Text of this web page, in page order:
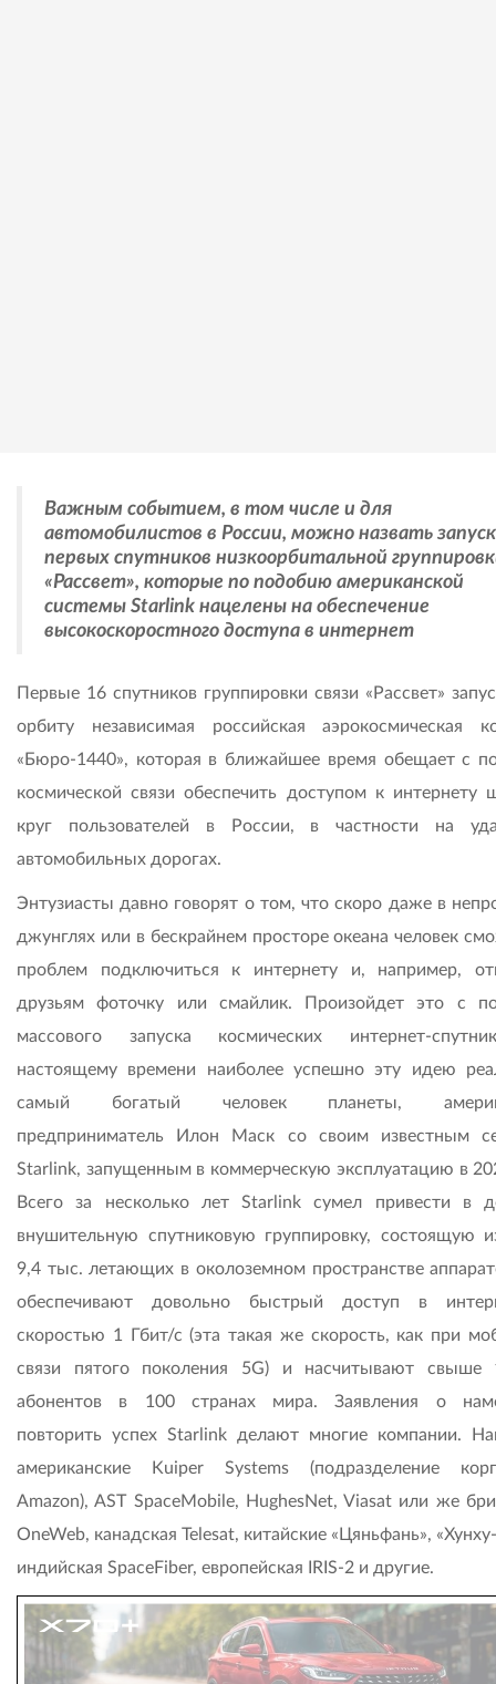
Важным событием, в том числе и для
автомобилистов в России, можно назвать запуск
первых спутников низкоорбитальной
«Рассвет», которые по подобию американской
системы Starlink нацелены на обеспечение
высокоскоростного доступа в интернет
Первые 16 спутников группировки связи «Рассвет»
орбиту независимая российская аэрокосмическая
«Бюро-1440», которая в ближайшее время обещает с
космической связи обеспечить доступом к интернету
круг пользователей в России, в частности на
автомобильных дорогах.
Энтузиасты давно говорят о том, что скоро даже в
джунглях или в бескрайнем просторе океана человек
проблем подключиться к интернету и, например,
друзьям фоточку или смайлик. Произойдет это с
массового запуска космических интернет-
настоящему времени наиболее успешно эту идею
самый богатый человек планеты,
предприниматель Илон Маск со своим известным
Starlink, запущенным в коммерческую эксплуатацию в
Всего за несколько лет Starlink сумел привести в
внушительную спутниковую группировку, состоящую
9,4 тыс. летающих в околоземном пространстве
обеспечивают довольно быстрый доступ в
скоростью 1 Гбит/с (эта такая же скорость, как при
связи пятого поколения 5G) и насчитывают
абонентов в 100 странах мира. Заявления о
повторить успех Starlink делают многие компании.
американские Kuiper Systems (подразделение
Amazon), AST SpaceMobile, HughesNet, Viasat или же
OneWeb, канадская Telesat, китайские «Цяньфань»,
индийская SpaceFiber, европейская IRIS-2 и другие.